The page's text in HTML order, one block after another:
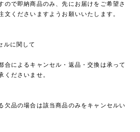
ので即納商品のみ、先にお届けをご希望さ
文くださいますようお願いいたします。
ルに関して
合によるキャンセル・返品・交換は承って
くださいませ。
欠品の場合は該当商品のみをキャンセルい